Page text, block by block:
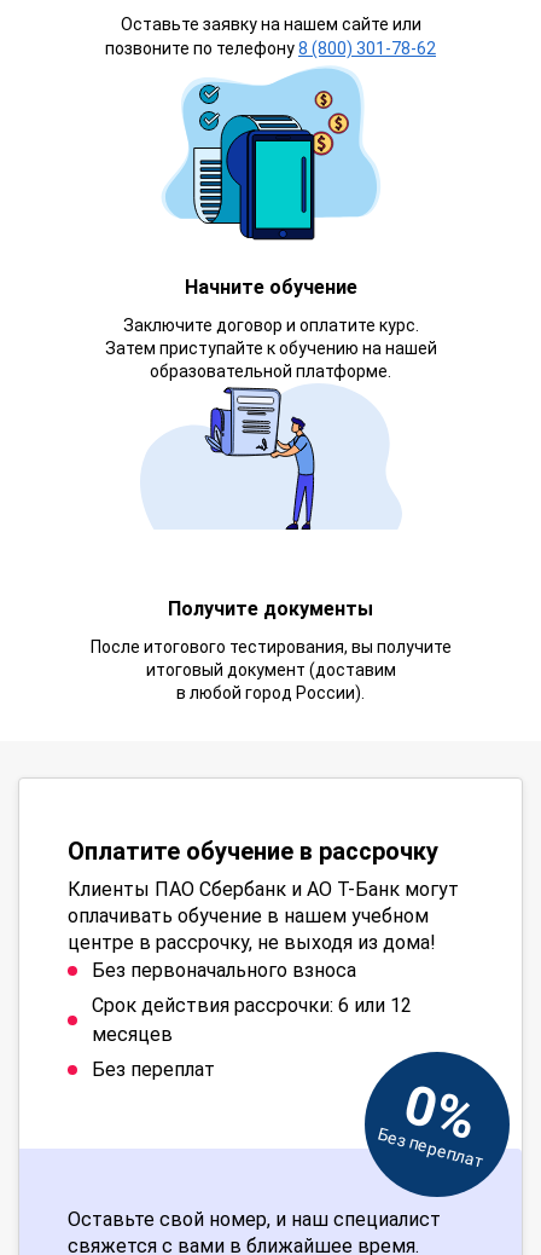
Оставьте заявку на нашем сайте или
позвоните по телефону8 (800) 301-78-62
Начните обучение
Заключите договор и оплатите курс.
Затем приступайте к обучению на нашей
образовательной платформе.
Получите документы
После итогового тестирования, вы получите
итоговый документ (доставим
в любой город России).
Оплатите обучение в рассрочку
Клиенты ПАО Сбербанк и АО Т-Банк могут
оплачивать обучение в нашем учебном
центре в рассрочку, не выходя из дома!
Без первоначального взноса
Срок действия рассрочки: 6 или 12
месяцев
Без переплат
0%
Без переплат
Оставьте свой номер, и наш специалист
свяжется с вами в ближайшее время.